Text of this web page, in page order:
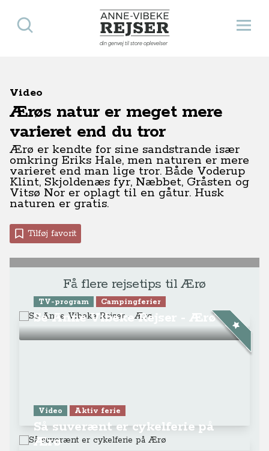
Anne-Vibeke Rejser
din genvej til store oplevelser
Åbn
Søg
Video
Ærøs natur er meget mere
varieret end du tror
Ærø er kendte for sine sandstrande især
omkring Eriks Hale, men naturen er mere
varieret end man lige tror. Både Voderup
Klint, Skjoldenæs fyr, Næbbet, Gråsten og
Vitsø Nor er oplagt til en gåtur. Husk
naturen er gratis.
Tilføj favorit
Få flere rejsetips til Ærø
TV-program Campingferier
Se Anne Vibeke Rejser - Ærø
Video Aktiv ferie
Så suverænt er cykelferie på
Ærø